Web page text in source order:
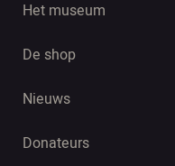
Het museum
De shop
Nieuws
Donateurs